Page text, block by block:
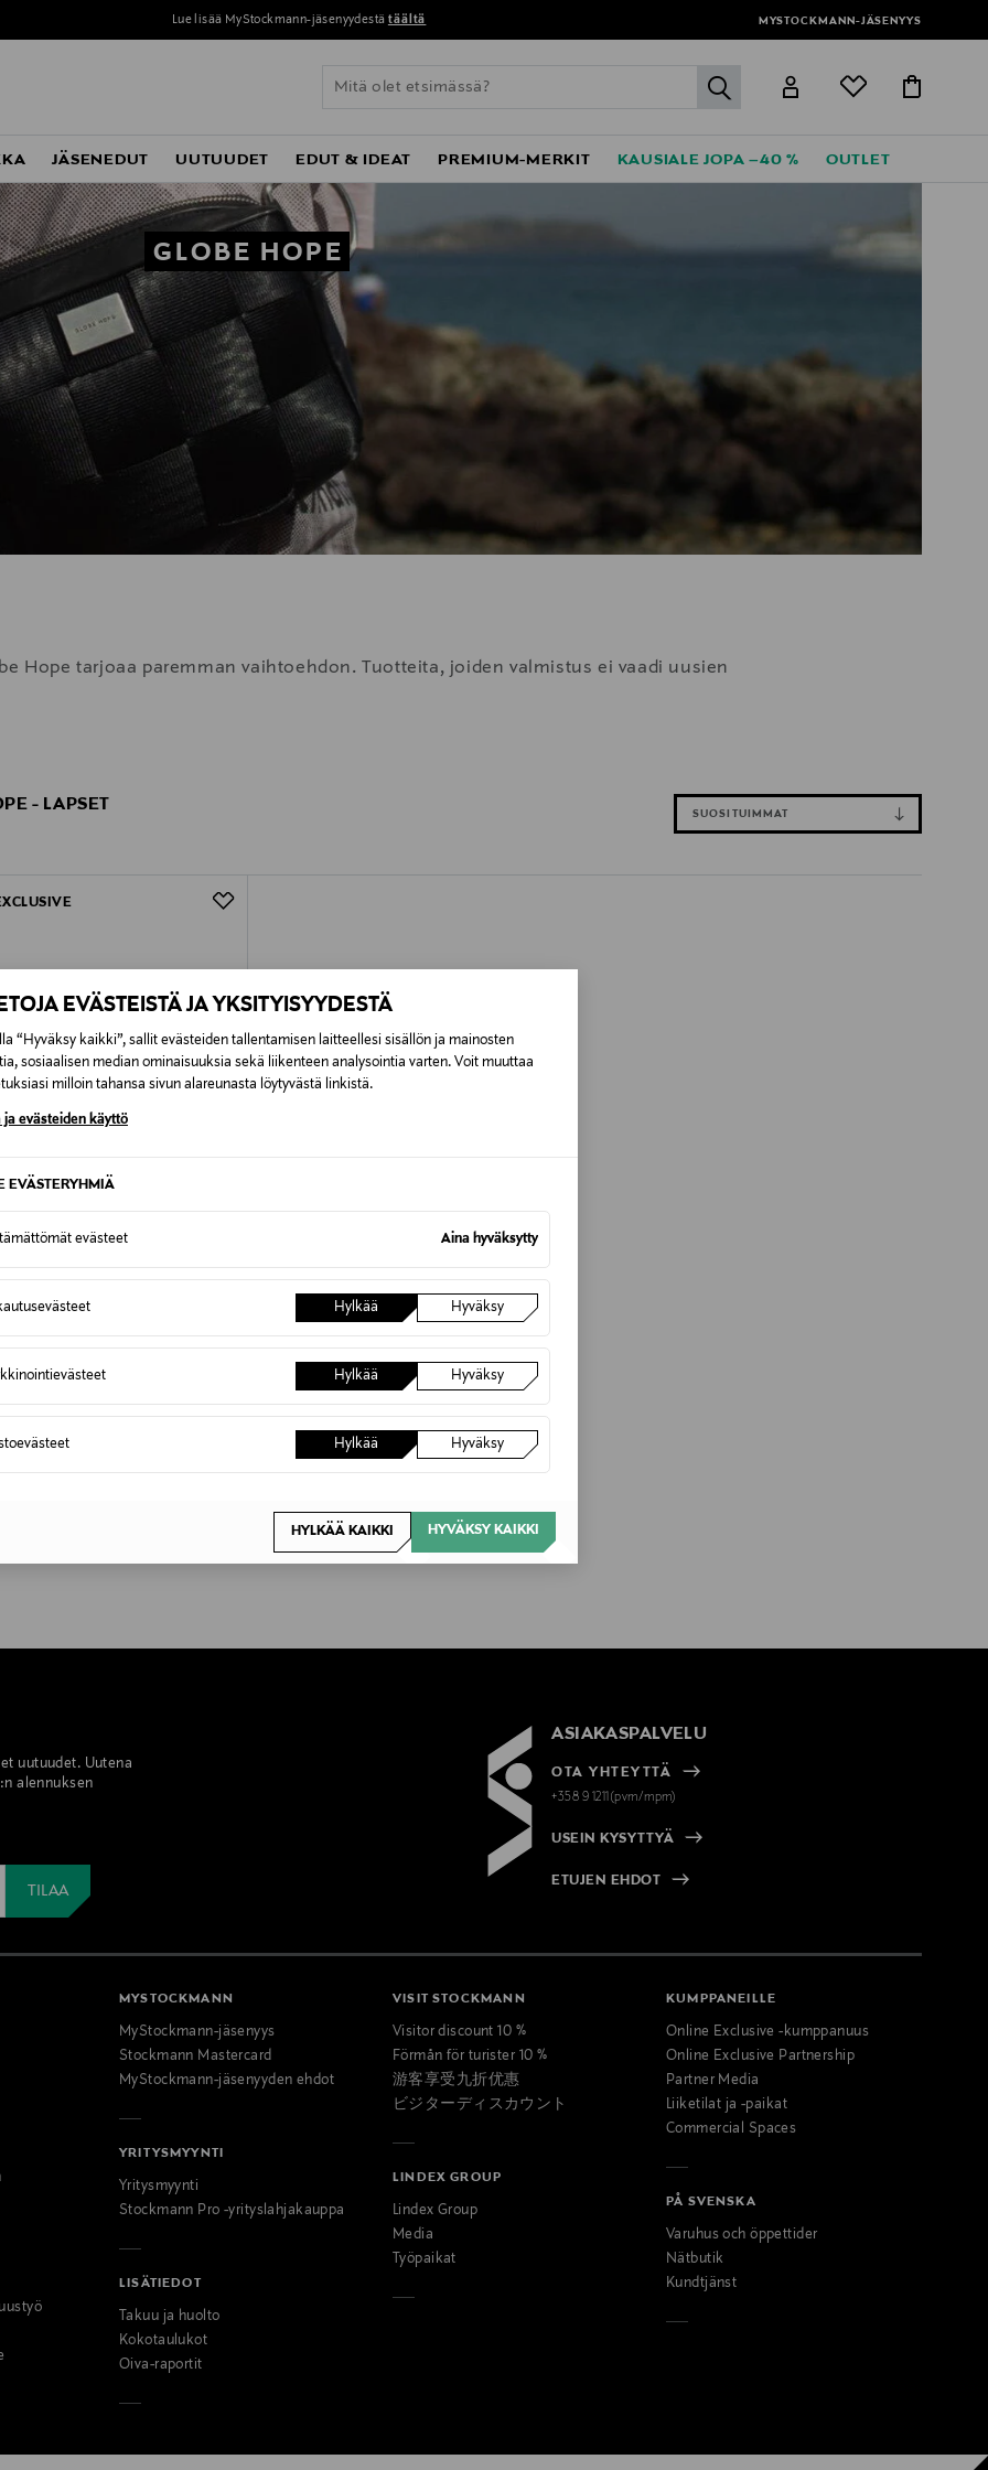
EVÄSTEISTÄ JA YKSITYISYYDESTÄ
“Hyväksy kaikki”, sallit evästeiden tallentamisen laitteellesi sisällön ja mainosten
sosiaalisen median ominaisuuksia sekä liikenteen analysointia varten. Voit muuttaa
milloin tahansa sivun alareunasta löytyvästä linkistä.
ja evästeiden käyttö
EVÄSTERYHMIÄ
evästeet Aina hyväksytty
Hylkää Hyväksy
Hylkää Hyväksy
Hylkää Hyväksy
HYLKÄÄ KAIKKI HYVÄKSY KAIKKI
Lue lisää MyStockmann-jäsenyydestä täältä MYSTOCKMANN-JÄSENYYS
label.header.go
JÄSENEDUT UUTUUDET EDUT & IDEAT PREMIUM-MERKIT KAUSIALE JOPA –40 % OUTLET
GLOBE HOPE
Hope tarjoaa paremman vaihtoehdon. Tuotteita, joiden valmistus ei vaadi uusien
- LAPSET SUOSITUIMMAT
PINKKI
Price
€
uutuudet. Uutena
alennuksen
ASIAKASPALVELU
OTA YHTEYTTÄ
+358 9 1211(pvm/mpm)
USEIN KYSYTTYÄ
ETUJEN EHDOT
MYSTOCKMANN
MyStockmann-jäsenyys
Stockmann Mastercard
MyStockmann-jäsenyyden ehdot
YRITYSMYYNTI
Yritysmyynti
Stockmann Pro -yrityslahjakauppa
LISÄTIEDOT
Takuu ja huolto
Kokotaulukot
Oiva-raportit
VISIT STOCKMANN
Visitor discount 10 %
Förmån för turister 10 %
游客享受九折优惠
ビジターディスカウント
LINDEX GROUP
Lindex Group
Media
Työpaikat
KUMPPANEILLE
Online Exclusive -kumppanuus
Online Exclusive Partnership
Partner Media
Liiketilat ja -paikat
Commercial Spaces
PÅ SVENSKA
Varuhus och öppettider
Nätbutik
Kundtjänst